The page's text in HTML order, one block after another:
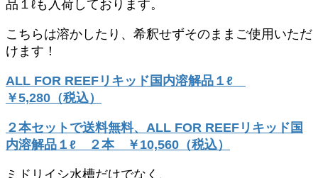
品１ℓも入荷しております。
こちらは溶かしたり、希釈せずそのままご使用いただ
けます！
ALL FOR REEFリキッド国内溶解品１ℓ
￥5,280（税込）
２本セットで送料無料、ALL FOR REEFリキッド国
内溶解品１ℓ ２本 ￥10,560（税込）
ミドリイシ水槽だけでなく、